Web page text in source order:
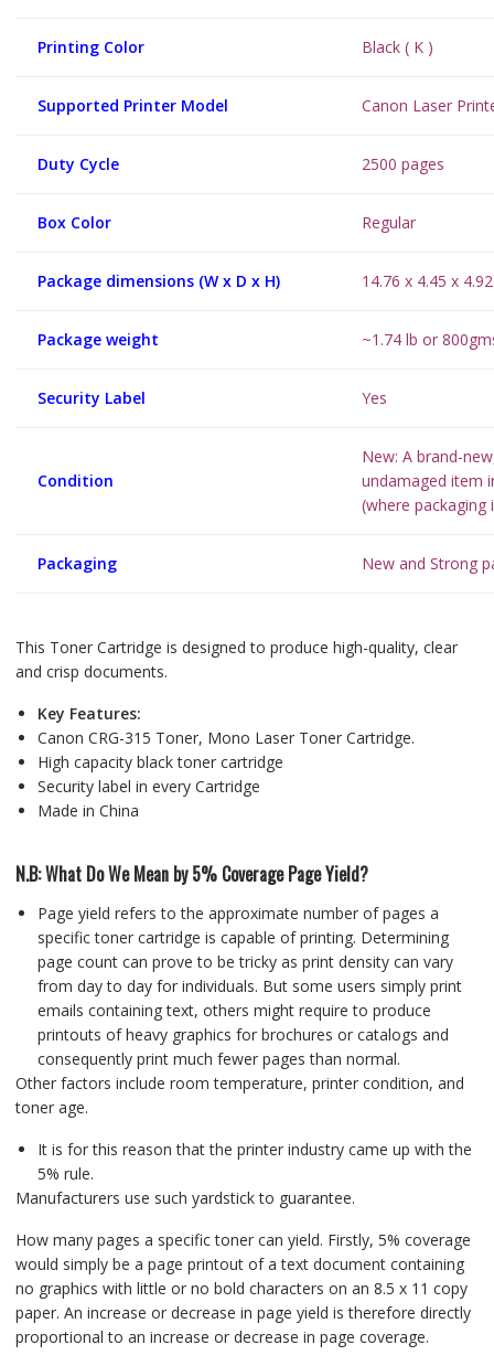
Printing Color Black ( K )
Supported Printer Model Canon Laser
Duty Cycle 2500 pages
Box Color Regular
Package dimensions (W x D x H) 14.76 x 4.45 x
Package weight ~1.74 lb or
Security Label Yes
Condition
New: A brand-
undamaged item
(where packaging
Packaging New and Strong
This Toner Cartridge is designed to produce high-quality, clear
and crisp documents.
Key Features:
Canon CRG-315 Toner, Mono Laser Toner Cartridge.
High capacity black toner cartridge
Security label in every Cartridge
Made in China
N.B: What Do We Mean by 5% Coverage Page Yield?
Page yield refers to the approximate number of pages a
specific toner cartridge is capable of printing. Determining
page count can prove to be tricky as print density can vary
from day to day for individuals. But some users simply print
emails containing text, others might require to produce
printouts of heavy graphics for brochures or catalogs and
consequently print much fewer pages than normal.
Other factors include room temperature, printer condition, and
toner age.
It is for this reason that the printer industry came up with the
5% rule.
Manufacturers use such yardstick to guarantee.
How many pages a specific toner can yield. Firstly, 5% coverage
would simply be a page printout of a text document containing
no graphics with little or no bold characters on an 8.5 x 11 copy
paper. An increase or decrease in page yield is therefore directly
proportional to an increase or decrease in page coverage.